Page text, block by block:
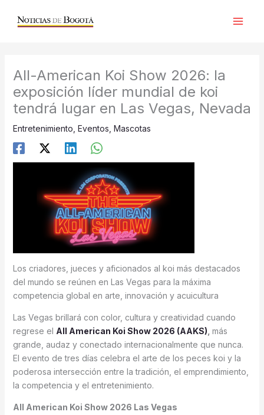
All-American Koi Show 2026: la
exposición líder mundial de koi
tendrá lugar en Las Vegas, Nevada
Entretenimiento Eventos Mascotas
Los criadores, jueces y aficionados al koi más destacados
del mundo se reúnen en Las Vegas para la máxima
competencia global en arte, innovación y acuicultura
Las Vegas brillará con color, cultura y creatividad cuando
regrese el All American Koi Show 2026 (AAKS) más
grande, audaz y conectado internacionalmente que nunca.
El evento de tres días celebra el arte de los peces koi y la
poderosa intersección entre la tradición, el emprendimiento,
la competencia y el entretenimiento.
All American Koi Show 2026 Las Vegas